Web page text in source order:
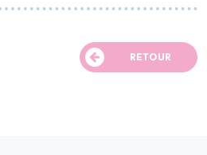
RETOUR